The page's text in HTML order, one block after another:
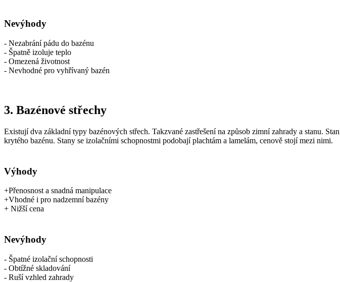
Nevýhody
- Nezabrání pádu do bazénu
- Špatně izoluje teplo
- Omezená životnost
- Nevhodné pro vyhřívaný bazén
3. Bazénové střechy
Existují dva základní typy bazénových střech. Takzvané zastřešení na způsob zimní zahrady a stanu.
krytého bazénu. Stany se izolačními schopnostmi podobají plachtám a lamelám, cenově stojí mezi nimi.
Výhody
+Přenosnost a snadná manipulace
+Vhodné i pro nadzemní bazény
+ Nižší cena
Nevýhody
- Špatné izolační schopnosti
- Obtížné skladování
- Ruší vzhled zahrady